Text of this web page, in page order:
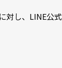
対し、LINE公